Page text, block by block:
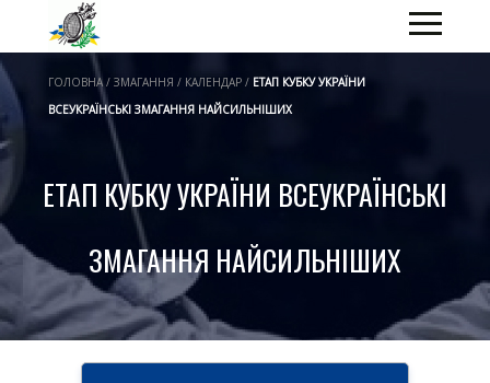
ГОЛОВНА / ЗМАГАННЯ / КАЛЕНДАР / ЕТАП КУБКУ УКРАЇНИ
ВСЕУКРАЇНСЬКІ ЗМАГАННЯ НАЙСИЛЬНІШИХ
ЕТАП КУБКУ УКРАЇНИ ВСЕУКРАЇНСЬКІ
ЗМАГАННЯ НАЙСИЛЬНІШИХ